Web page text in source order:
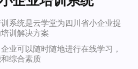
系统是云学堂为四川省小企业提
训解决方案
业可以随时随地进行在线学习，
综合素质